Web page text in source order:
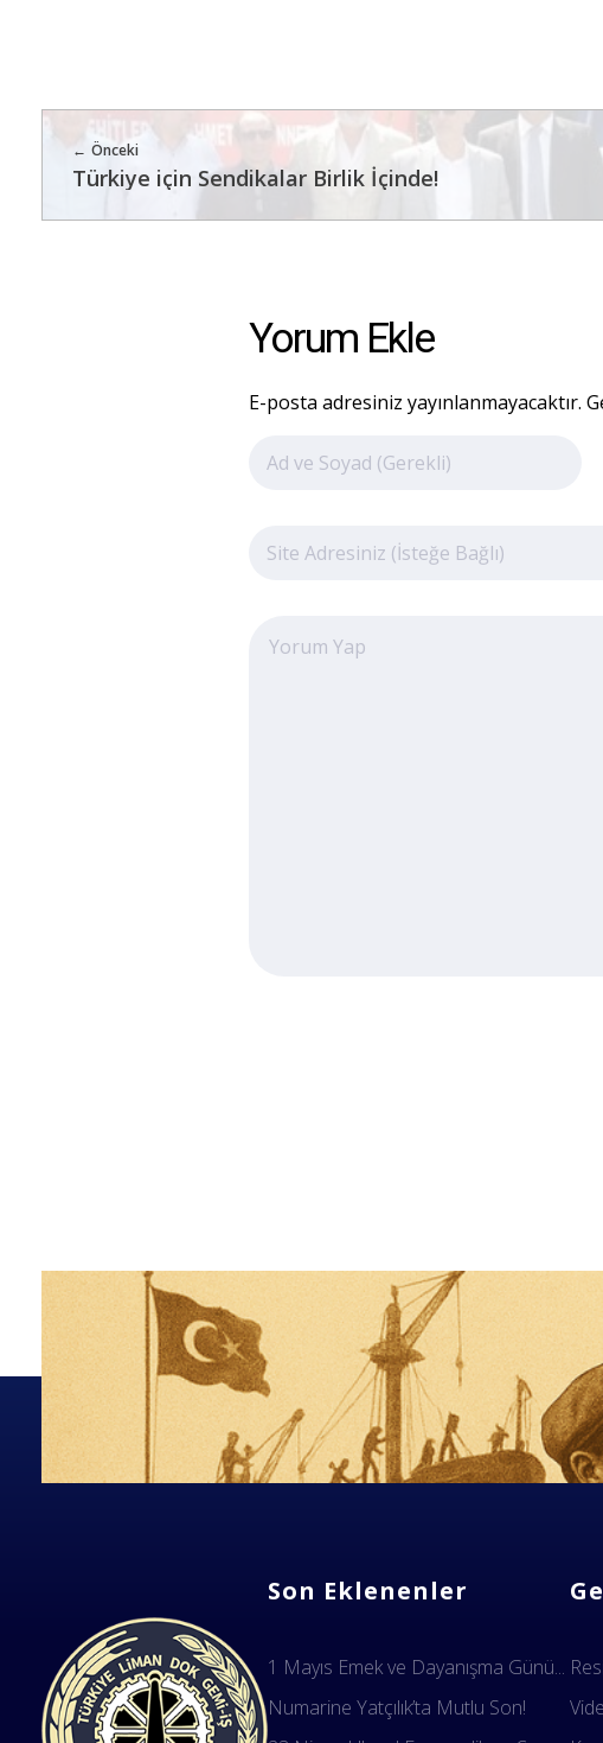
Önceki
Türkiye için Sendikalar Birlik İçinde!
Yorum Ekle
E-posta adresiniz
Son Eklenenler
1 Mayıs Emek ve Dayanışma Günü...
Numarine Yatçılık’ta Mutlu Son!